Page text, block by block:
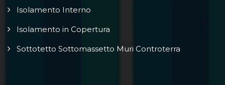
Isolamento Interno
Isolamento in Copertura
Sottotetto Sottomassetto Muri Controterra